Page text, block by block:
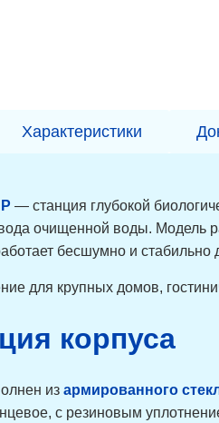
Характеристики
— станция глубокой
очищенной воды. Модель
бесшумно и стабильно
для крупных домов,
корпуса
из армированного
с резиновым